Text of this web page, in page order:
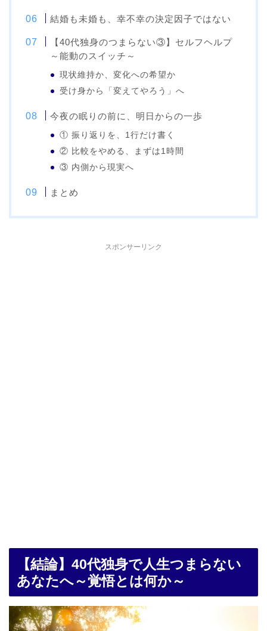
結婚も未婚も、幸不幸の決定因子ではない
【40代独身のつまらない③】セルフヘルプ
～能動のスイッチ～
現状維持か、変化への希望か
受け身から「変えてやろう」へ
今夜の眠りの前に、明日からの一歩
① 振り返りを、1行だけ書く
② 比較をやめる、まずは1時間
③ 内側から現実へ
まとめ
スポンサーリンク
【結論】40代独身で人生つまらない
あなたへ～覚悟とは何か～